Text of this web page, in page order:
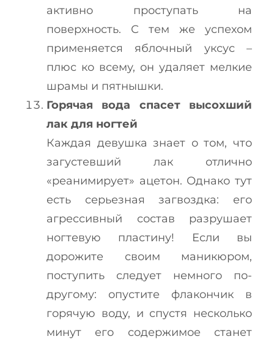
активно проступать на
поверхность. С тем же успехом
применяется яблочный уксус –
плюс ко всему, он удаляет мелкие
шрамы и пятнышки.
Горячая вода спасет высохший
лак для ногтей
Каждая девушка знает о том, что
загустевший лак отлично
«реанимирует» ацетон. Однако тут
есть серьезная загвоздка: его
агрессивный состав разрушает
ногтевую пластину! Если вы
дорожите своим маникюром,
поступить следует немного по-
другому: опустите флакончик в
горячую воду, и спустя несколько
минут его содержимое станет